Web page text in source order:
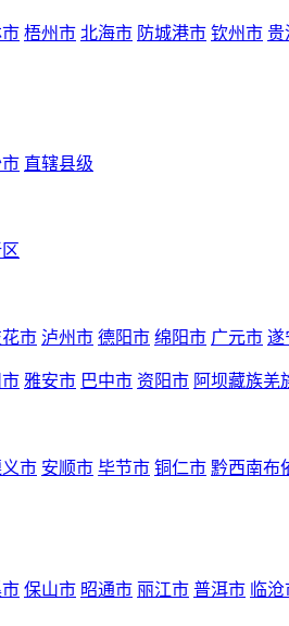
梧州市 北海市 防城港市 钦州市 贵
直辖县级
市 泸州市 德阳市 绵阳市 广元市 遂
雅安市 巴中市 资阳市 阿坝藏族羌
市 安顺市 毕节市 铜仁市 黔西南布
保山市 昭通市 丽江市 普洱市 临